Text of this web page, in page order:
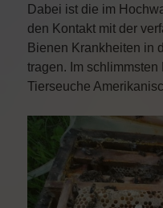
Dabei ist die im
den Kontakt mit der
Bienen Krankheiten in
tragen. Im
Tierseuche